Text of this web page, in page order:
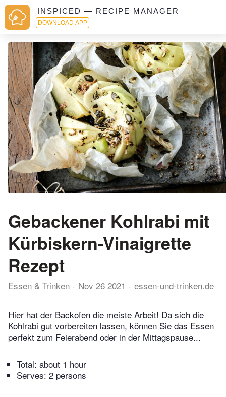
INSPICED — RECIPE MANAGER
DOWNLOAD APP
Gebackener Kohlrabi mit
Kürbiskern-Vinaigrette
Rezept
Essen & Trinken Nov 26 2021 essen-und-trinken.de
Hier hat der Backofen die meiste Arbeit! Da sich die
Kohlrabi gut vorbereiten lassen, können Sie das Essen
perfekt zum Feierabend oder in der Mittagspause...
Total: about 1 hour
Serves: 2 persons